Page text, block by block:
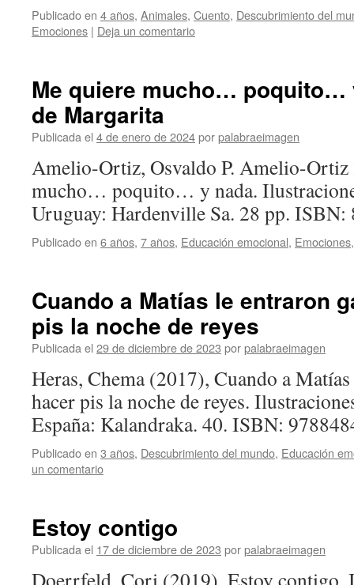
Publicado en 4 años, Animales, Cuento, Descubrimiento del
Emociones | Deja un comentario
Me quiere mucho… poquito…
de Margarita
Publicada el 4 de enero de 2024porpalabraeimagen
Amelio-Ortiz, Osvaldo P. Amelio-Ortiz
mucho… poquito… y nada.
Uruguay: Hardenville Sa. 28 pp. ISBN:
Publicado en 6 años, 7 años, Educación emocional, Emociones
Cuando a Matías le entraron
pis la noche de reyes
Publicada el 29 de diciembre de 2023 porpalabraeimagen
Heras, Chema (2017), Cuando a
hacer pis la noche de reyes.
España: Kalandraka. 40. ISBN:
Publicado en 3 años, Descubrimiento del mundo, Educación
un comentario
Estoy contigo
Publicada el 17 de diciembre de 2023 porpalabraeimagen
Doerrfeld, Cori (2019), Estoy contigo.